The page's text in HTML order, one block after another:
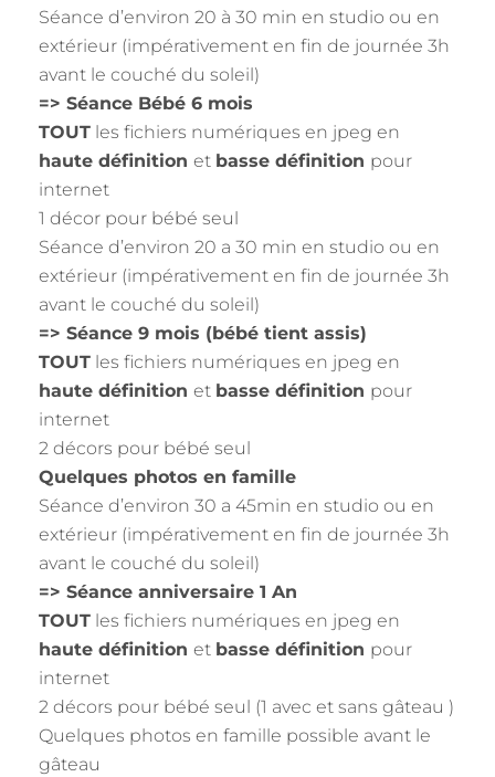
Séance d’environ 20 à 30 min en studio ou en
extérieur (impérativement en fin de journée 3h
avant le couché du soleil)
=> Séance Bébé 6 mois
TOUT les fichiers numériques en jpeg en
haute définition et basse définition pour
internet
1 décor pour bébé seul
Séance d’environ 20 a 30 min en studio ou en
extérieur (impérativement en fin de journée 3h
avant le couché du soleil)
=> Séance 9 mois (bébé tient assis)
TOUT les fichiers numériques en jpeg en
haute définition et basse définition pour
internet
2 décors pour bébé seul
Quelques photos en famille
Séance d’environ 30 a 45min en studio ou en
extérieur (impérativement en fin de journée 3h
avant le couché du soleil)
=> Séance anniversaire 1 An
TOUT les fichiers numériques en jpeg en
haute définition et basse définition pour
internet
2 décors pour bébé seul (1 avec et sans gâteau )
Quelques photos en famille possible avant le
gâteau